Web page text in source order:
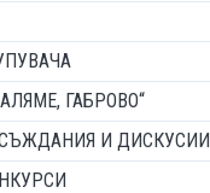
ГАБРОВО“
И ДИСКУСИИ